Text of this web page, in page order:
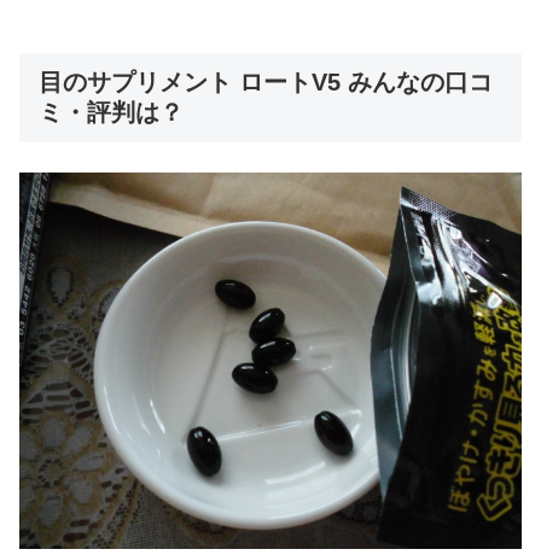
目のサプリメント ロートV5 みんなの口コ
ミ・評判は？